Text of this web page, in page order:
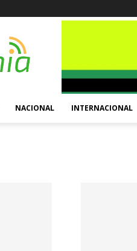
NACIONAL INTERNACIONAL